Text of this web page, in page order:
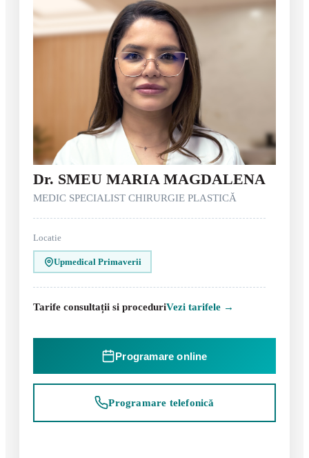
Dr. SMEU MARIA MAGDALENA
MEDIC SPECIALIST CHIRURGIE PLASTICĂ
Locatie
Upmedical Primaverii
Tarife consultații si proceduriVezi tarifele →
Programare online
Programare telefonică